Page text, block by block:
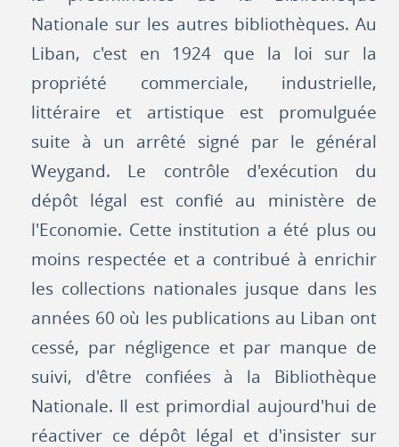
Nationale sur les autres bibliothèques. Au
Liban, c'est en 1924 que la loi sur la
propriété commerciale, industrielle,
littéraire et artistique est promulguée
suite à un arrêté signé par le général
Weygand. Le contrôle d'exécution du
dépôt légal est confié au ministère de
l'Economie. Cette institution a été plus ou
moins respectée et a contribué à enrichir
les collections nationales jusque dans les
années 60 où les publications au Liban ont
cessé, par négligence et par manque de
suivi, d'être confiées à la Bibliothèque
Nationale. Il est primordial aujourd'hui de
réactiver ce dépôt légal et d'insister sur